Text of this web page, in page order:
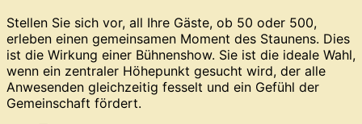
Stellen Sie sich vor, all Ihre Gäste, ob 50 oder 500,
erleben einen gemeinsamen Moment des Staunens. Dies
ist die Wirkung einer Bühnenshow. Sie ist die ideale Wahl,
wenn ein zentraler Höhepunkt gesucht wird, der alle
Anwesenden gleichzeitig fesselt und ein Gefühl der
Gemeinschaft fördert.